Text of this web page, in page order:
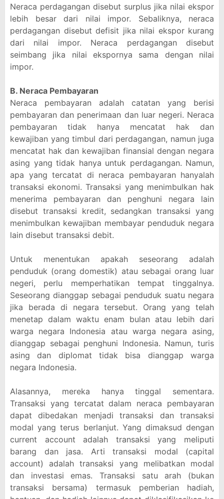
Neraca perdagangan disebut surplus jika nilai ekspor
lebih besar dari nilai impor. Sebaliknya, neraca
perdagangan disebut defisit jika nilai ekspor kurang
dari nilai impor. Neraca perdagangan disebut
seimbang jika nilai ekspornya sama dengan nilai
impor.
B. Neraca Pembayaran
Neraca pembayaran adalah catatan yang berisi
pembayaran dan penerimaan dan luar negeri. Neraca
pembayaran tidak hanya mencatat hak dan
kewajiban yang timbul dari perdagangan, namun juga
mencatat hak dan kewajiban finansial dengan negara
asing yang tidak hanya untuk perdagangan. Namun,
apa yang tercatat di neraca pembayaran hanyalah
transaksi ekonomi. Transaksi yang menimbulkan hak
menerima pembayaran dan penghuni negara lain
disebut transaksi kredit, sedangkan transaksi yang
menimbulkan kewajiban membayar penduduk negara
lain disebut transaksi debit.
Untuk menentukan apakah seseorang adalah
penduduk (orang domestik) atau sebagai orang luar
negeri, perlu memperhatikan tempat tinggalnya.
Seseorang dianggap sebagai penduduk suatu negara
jika berada di negara tersebut. Orang yang telah
menetap dalam waktu enam bulan atau lebih dari
warga negara Indonesia atau warga negara asing,
dianggap sebagai penghuni Indonesia. Namun, turis
asing dan diplomat tidak bisa dianggap warga
negara Indonesia.
Alasannya, mereka hanya tinggal sementara.
Transaksi yang tercatat dalam neraca pembayaran
dapat dibedakan menjadi transaksi dan transaksi
modal yang terus berlanjut. Yang dimaksud dengan
current account adalah transaksi yang meliputi
barang dan jasa. Arti transaksi modal (capital
account) adalah transaksi yang melibatkan modal
dan investasi emas. Transaksi satu arah (bukan
transaksi bersama) termasuk pemberian hadiah,